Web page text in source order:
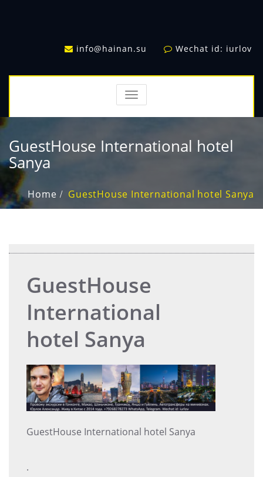
info@hainan.su Wechat id: iurlov
TOGGLE
NAVIGATION
GuestHouse International hotel
Sanya
Home GuestHouse International hotel Sanya
GuestHouse
International
hotel Sanya
GuestHouse International hotel Sanya
.